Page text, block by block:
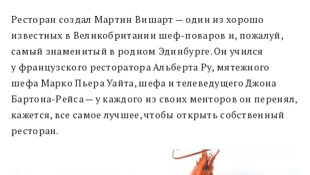
Ресторан создал Мартин Вишарт — один из хорошо
известных в Великобритании шеф-поваров и, пожалуй,
самый знаменитый в родном Эдинбурге. Он учился
у французского ресторатора Альберта Ру, мятежного
шефа Марко Пьера Уайта, шефа и телеведущего Джона
Бартона-Рейса — у каждого из своих менторов он перенял,
кажется, все самое лучшее, чтобы открыть собственный
ресторан.